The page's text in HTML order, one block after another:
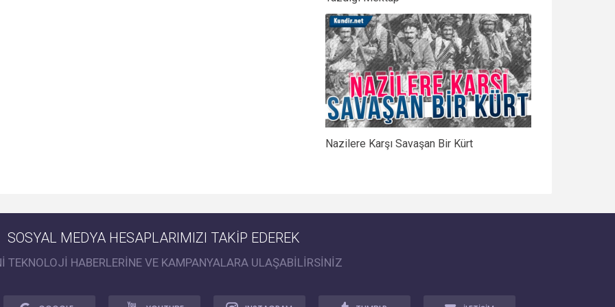
Nazilere Karşı Savaşan Bir Kürt
SOSYAL MEDYA HESAPLARIMIZI TAKİP EDEREK
TEKNOLOJİ HABERLERİNE VE KAMPANYALARA ULAŞABİLİRSİNİZ